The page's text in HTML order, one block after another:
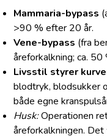
Mammaria-bypass
>90 % efter 20 år.
Vene-bypass (fra
åreforkalkning; ca.
Livsstil styrer
blodtryk, blodsukker
både egne
Husk:Operationen
åreforkalkningen. Det